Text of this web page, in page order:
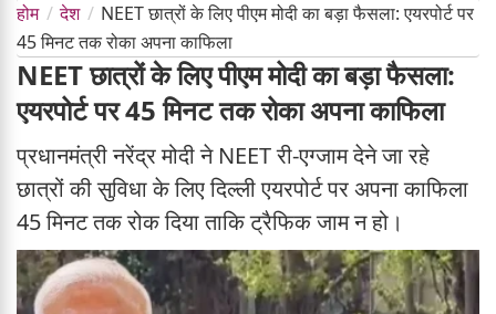
होम देश
NEET छात्रों के लिए पीएम मोदी का बड़ा फैसला: एयरपोर्ट पर
45 मिनट तक रोका अपना काफिला
NEET छात्रों के लिए पीएम मोदी का बड़ा फैसला:
एयरपोर्ट पर 45 मिनट तक रोका अपना काफिला
प्रधानमंत्री नरेंद्र मोदी ने NEET री-एग्जाम देने जा रहे
छात्रों की सुविधा के लिए दिल्ली एयरपोर्ट पर अपना काफिला
45 मिनट तक रोक दिया ताकि ट्रैफिक जाम न हो।